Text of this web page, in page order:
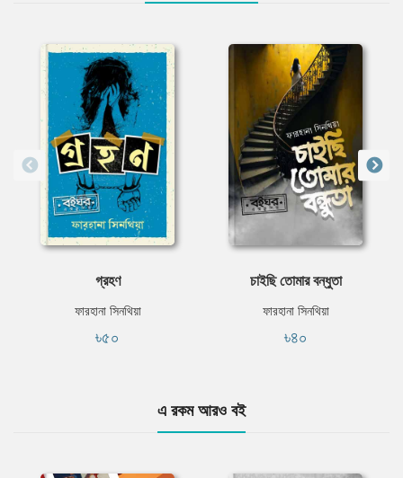
গ্রহণ
ফারহানা সিনথিয়া
৳৫০
চাইছি তোমার বন্ধুতা
ফারহানা সিনথিয়া
৳৪০
এ রকম আরও বই